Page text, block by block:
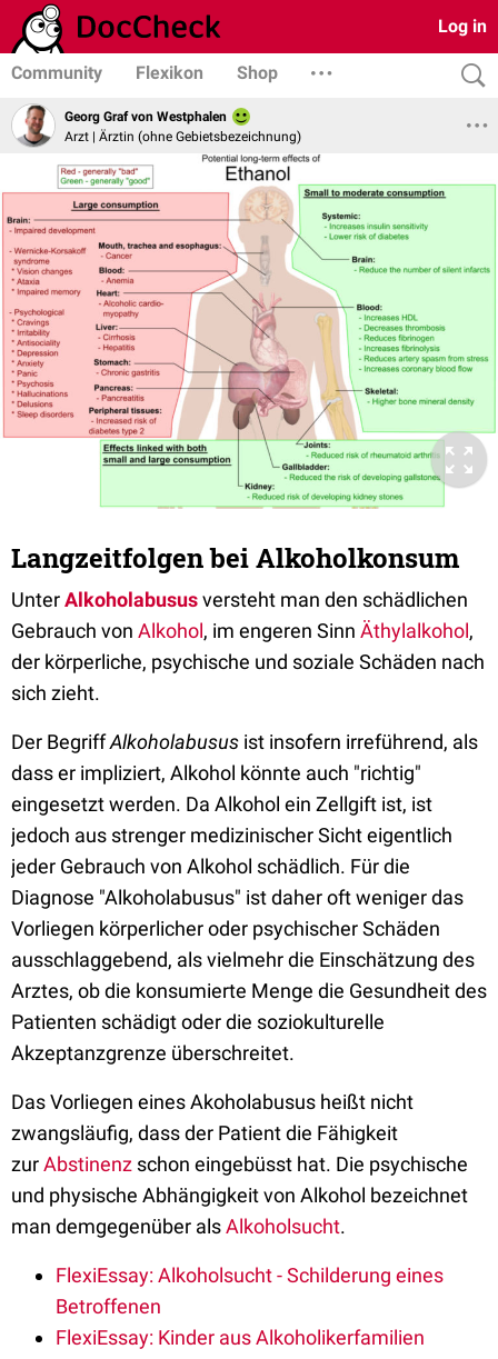
Log in
Community Flexikon Shop
Georg Graf von Westphalen
Arzt | Ärztin (ohne Gebietsbezeichnung)
Langzeitfolgen bei Alkoholkonsum
UnterAlkoholabususversteht man den schädlichen
Gebrauch von Alkohol, im engeren Sinn Äthylalkohol,
der körperliche, psychische und soziale Schäden nach
sich zieht.
Der BegriffAlkoholabusus ist insofern irreführend, als
dass er impliziert, Alkohol könnte auch "richtig"
eingesetzt werden. Da Alkohol ein Zellgift ist, ist
jedoch aus strenger medizinischer Sicht eigentlich
jeder Gebrauch von Alkohol schädlich. Für die
Diagnose "Alkoholabusus" ist daher oft weniger das
Vorliegen körperlicher oder psychischer Schäden
ausschlaggebend, als vielmehr die Einschätzung des
Arztes, ob die konsumierte Menge die Gesundheit des
Patienten schädigt oder die soziokulturelle
Akzeptanzgrenze überschreitet.
Das Vorliegen eines Akoholabusus heißt nicht
zwangsläufig, dass der Patient die Fähigkeit
zurAbstinenz schon eingebüsst hat. Die psychische
und physische Abhängigkeit von Alkohol bezeichnet
man demgegenüber alsAlkoholsucht.
FlexiEssay: Alkoholsucht - Schilderung eines
Betroffenen
FlexiEssay: Kinder aus Alkoholikerfamilien